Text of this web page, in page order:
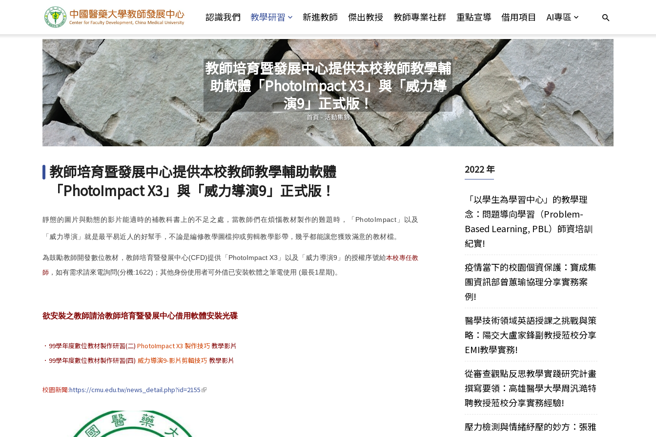
認識我們 教學研習 新進教師 傑出教授 教師專業社群 重點宣導 借用項目 AI專區
教師培育暨發展中心提供本校教師教學輔
助軟體「PhotoImpact X3」與「威力導
演9」正式版！
您在這裡
首頁-活動集錦
教師培育暨發展中心提供本校教師教學輔助軟體
「PhotoImpact X3」與「威力導演9」正式版！
靜態的圖片與動態的影片能適時的補教科書上的不足之處，當教師們在煩惱教材製作的難題時，「PhotoImpact」以及
「威力導演」就是最平易近人的好幫手，不論是編修教學圖檔抑或剪輯教學影帶，幾乎都能讓您獲致滿意的教材檔。
為鼓勵教師開發數位教材，教師培育暨發展中心(CFD)提供「PhotoImpact X3」以及「威力導演9」的授權序號給本校專任教
師 ，如有需求請來電詢問(分機:1622)；其他身份使用者可外借已安裝軟體之筆電使用 (最長1星期)。
欲安裝之教師請洽教師培育暨發展中心借用軟體安裝光碟
．99學年度數位教材製作研習(二) PhotoImpact X3 製作技巧教學影片
．99學年度數位教材製作研習(四) 威力導演9-影片剪輯技巧 教學影片
校園新聞:https://cmu.edu.tw/news_detail.php?id=2155 (link is external)
2022 年
「以學生為學習中心」的教學理
念：問題導向學習（Problem-
Based Learning, PBL）師資培訓
紀實!
疫情當下的校園個資保護：寶成集
團資訊部曾蕙瑜協理分享實務案
例!
醫學技術領域英語授課之挑戰與策
略：陽交大盧家鋒副教授蒞校分享
EMI教學實務!
從審查觀點反思教學實踐研究計畫
撰寫要領：高雄醫學大學周汎澔特
聘教授蒞校分享實務經驗!
壓力檢測與情緒紓壓的妙方：張雅